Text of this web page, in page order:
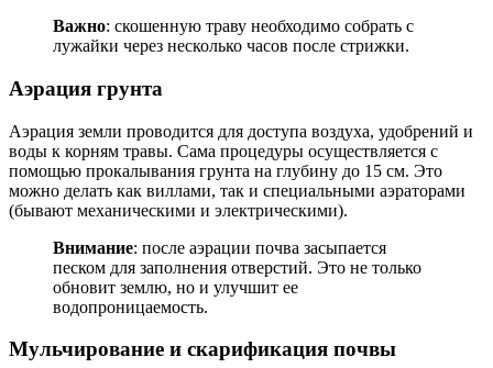
Важно: скошенную траву необходимо собрать с
лужайки через несколько часов после стрижки.
Аэрация грунта
Аэрация земли проводится для доступа воздуха, удобрений и
воды к корням травы. Сама процедуры осуществляется с
помощью прокалывания грунта на глубину до 15 см. Это
можно делать как виллами, так и специальными аэраторами
(бывают механическими и электрическими).
Внимание: после аэрации почва засыпается
песком для заполнения отверстий. Это не только
обновит землю, но и улучшит ее
водопроницаемость.
Мульчирование и скарификация почвы